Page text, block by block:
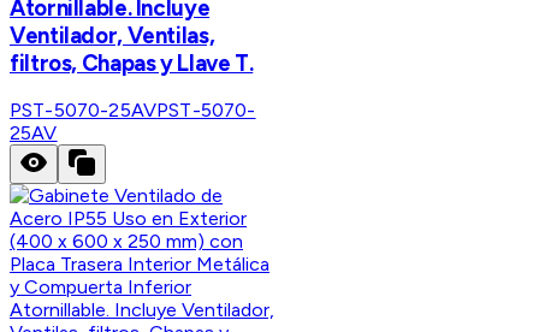
Atornillable. Incluye
Ventilador, Ventilas,
filtros, Chapas y Llave T.
PST-5070-25AVPST-5070-
25AV